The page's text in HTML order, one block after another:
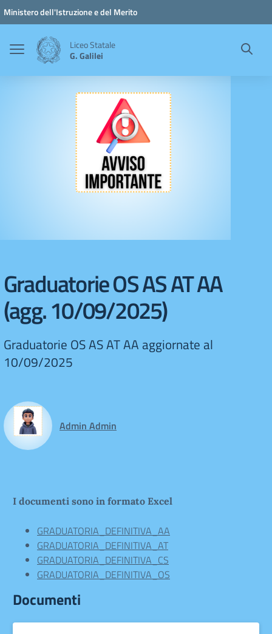
Vai ai contenuti
Vai al menu di navigazione
Vai al footer
Ministero dell'Istruzione e del Merito
Liceo Statale
G. Galilei
Graduatorie OS AS AT AA
(agg. 10/09/2025)
Graduatorie OS AS AT AA aggiornate al
10/09/2025
Admin Admin
I documenti sono in formato Excel
GRADUATORIA_DEFINITIVA_AA
GRADUATORIA_DEFINITIVA_AT
GRADUATORIA_DEFINITIVA_CS
GRADUATORIA_DEFINITIVA_OS
Documenti